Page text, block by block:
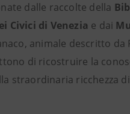
dalle raccolte della
Civici di Venezia e dai
animale descritto
di ricostruire la
straordinaria ricchezza